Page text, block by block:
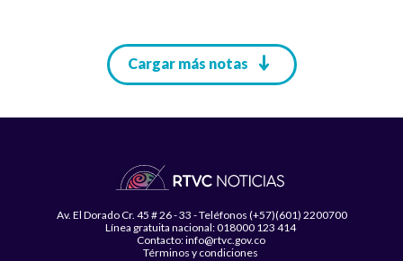
Cargar más notas
Av. El Dorado Cr. 45 # 26 - 33 - Teléfonos (+57)(601) 2200700
Línea gratuita nacional: 018000 123 414
Contacto: info@rtvc.gov.co
Términos y condiciones